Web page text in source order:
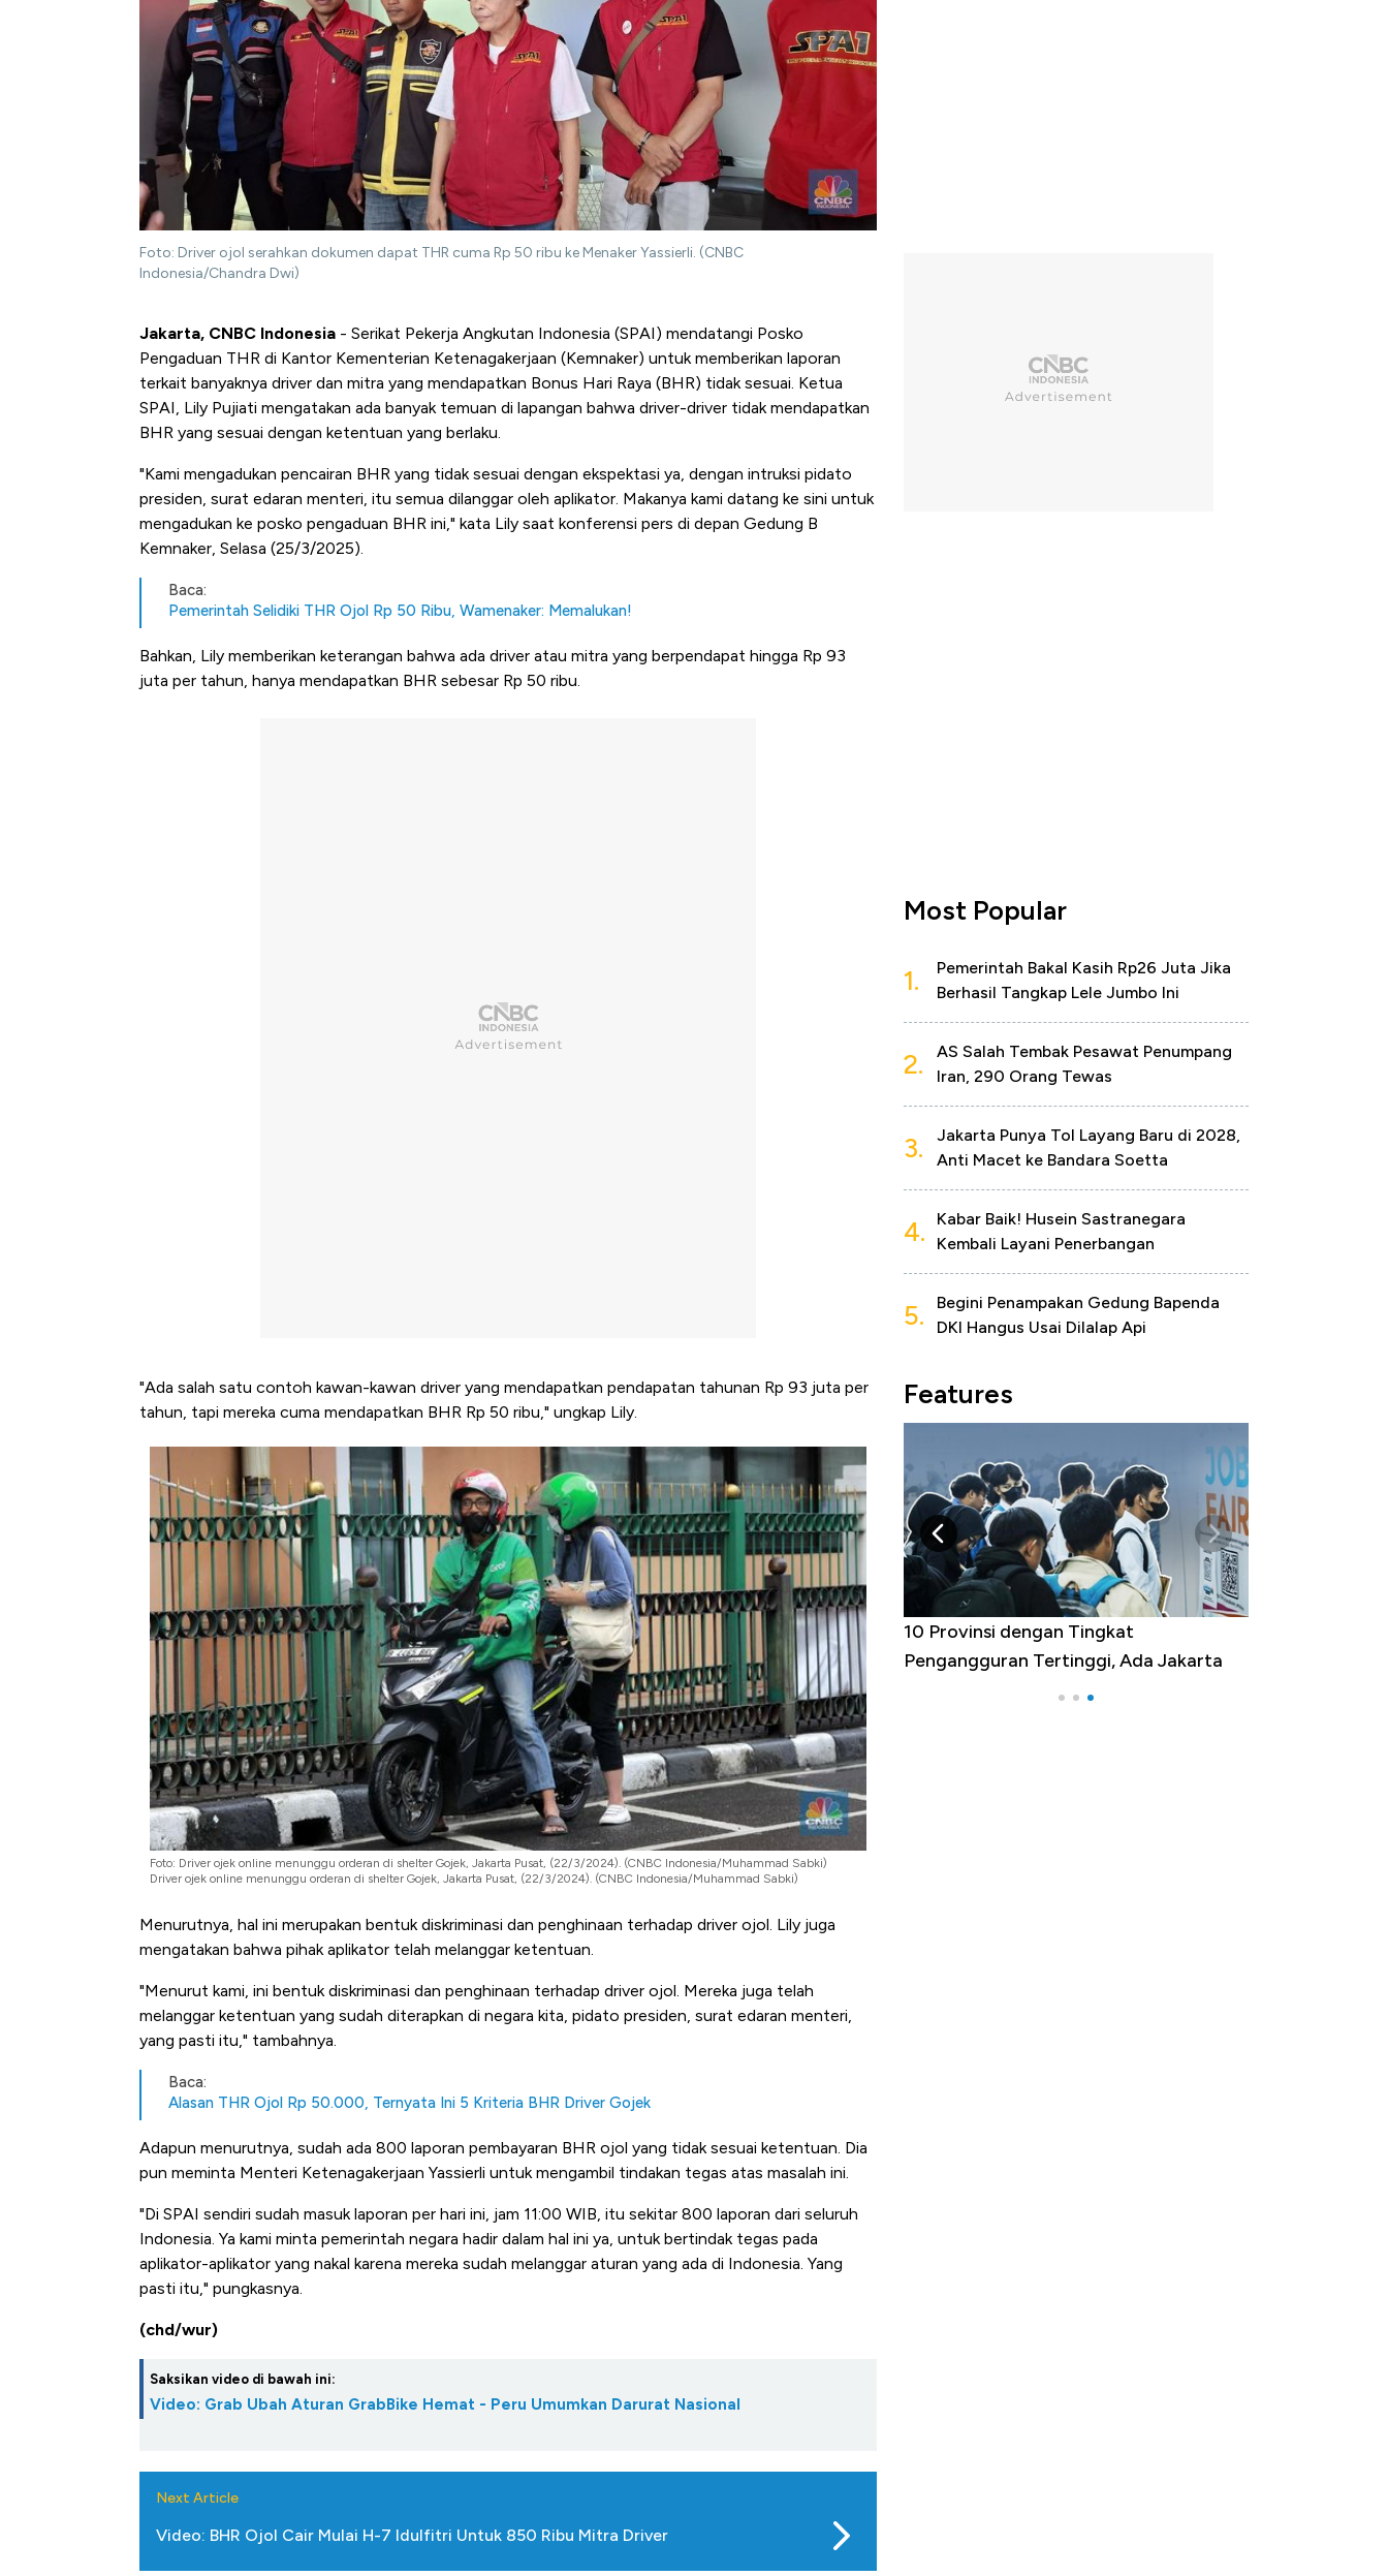
Foto: Driver ojol serahkan dokumen dapat THR cuma Rp 50 ribu ke Menaker Yassierli. (CNBC
Indonesia/Chandra Dwi)
Jakarta, CNBC Indonesia - Serikat Pekerja Angkutan Indonesia (SPAI) mendatangi Posko
Pengaduan THR di Kantor Kementerian Ketenagakerjaan (Kemnaker) untuk memberikan laporan
terkait banyaknya driver dan mitra yang mendapatkan Bonus Hari Raya (BHR) tidak sesuai. Ketua
SPAI, Lily Pujiati mengatakan ada banyak temuan di lapangan bahwa driver-driver tidak mendapatkan
BHR yang sesuai dengan ketentuan yang berlaku.
"Kami mengadukan pencairan BHR yang tidak sesuai dengan ekspektasi ya, dengan intruksi pidato
presiden, surat edaran menteri, itu semua dilanggar oleh aplikator. Makanya kami datang ke sini untuk
mengadukan ke posko pengaduan BHR ini," kata Lily saat konferensi pers di depan Gedung B
Kemnaker, Selasa (25/3/2025).
Baca:
Pemerintah Selidiki THR Ojol Rp 50 Ribu, Wamenaker: Memalukan!
Bahkan, Lily memberikan keterangan bahwa ada driver atau mitra yang berpendapat hingga Rp 93
juta per tahun, hanya mendapatkan BHR sebesar Rp 50 ribu.
"Ada salah satu contoh kawan-kawan driver yang mendapatkan pendapatan tahunan Rp 93 juta per
tahun, tapi mereka cuma mendapatkan BHR Rp 50 ribu," ungkap Lily.
Foto: Driver ojek online menunggu orderan di shelter Gojek, Jakarta Pusat, (22/3/2024). (CNBC Indonesia/Muhammad Sabki)
Driver ojek online menunggu orderan di shelter Gojek, Jakarta Pusat, (22/3/2024). (CNBC Indonesia/Muhammad Sabki)
Menurutnya, hal ini merupakan bentuk diskriminasi dan penghinaan terhadap driver ojol. Lily juga
mengatakan bahwa pihak aplikator telah melanggar ketentuan.
"Menurut kami, ini bentuk diskriminasi dan penghinaan terhadap driver ojol. Mereka juga telah
melanggar ketentuan yang sudah diterapkan di negara kita, pidato presiden, surat edaran menteri,
yang pasti itu," tambahnya.
Baca:
Alasan THR Ojol Rp 50.000, Ternyata Ini 5 Kriteria BHR Driver Gojek
Adapun menurutnya, sudah ada 800 laporan pembayaran BHR ojol yang tidak sesuai ketentuan. Dia
pun meminta Menteri Ketenagakerjaan Yassierli untuk mengambil tindakan tegas atas masalah ini.
"Di SPAI sendiri sudah masuk laporan per hari ini, jam 11:00 WIB, itu sekitar 800 laporan dari seluruh
Indonesia. Ya kami minta pemerintah negara hadir dalam hal ini ya, untuk bertindak tegas pada
aplikator-aplikator yang nakal karena mereka sudah melanggar aturan yang ada di Indonesia. Yang
pasti itu," pungkasnya.
(chd/wur)
Saksikan video di bawah ini:
Video: Grab Ubah Aturan GrabBike Hemat - Peru Umumkan Darurat Nasional
Next Article
Video: BHR Ojol Cair Mulai H-7 Idulfitri Untuk 850 Ribu Mitra Driver
Most Popular
1.
Pemerintah Bakal Kasih Rp26 Juta Jika
Berhasil Tangkap Lele Jumbo Ini
2.
AS Salah Tembak Pesawat Penumpang
Iran, 290 Orang Tewas
3.
Jakarta Punya Tol Layang Baru di 2028,
Anti Macet ke Bandara Soetta
4.
Kabar Baik! Husein Sastranegara
Kembali Layani Penerbangan
5.
Begini Penampakan Gedung Bapenda
DKI Hangus Usai Dilalap Api
Features
Kongo Tutup Keran Ekspor, Harga
Tembaga Terbang ke Zona Berbahaya
Adu Panas Kinerja Emiten Minyak RI,
Mana yang Cuannya Paling Menyala?
10 Provinsi dengan Tingkat
Pengangguran Tertinggi, Ada Jakarta